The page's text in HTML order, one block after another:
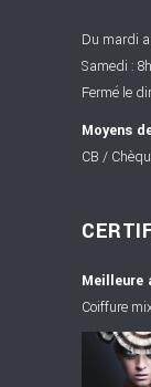
Du mardi
Samedi :
Fermé le
Moyens
CB /
Meilleure
Coiffure